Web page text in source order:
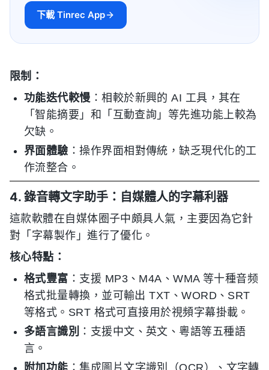
下載 Tinrec App
限制：
功能迭代較慢 ：相較於新興的 AI 工具，其在
「智能摘要」和「互動查詢」等先進功能上較為
欠缺。
界面體驗 ：操作界面相對傳統，缺乏現代化的工
作流整合。
4. 錄音轉文字助手：自媒體人的字幕利器
這款軟體在自媒体圈子中頗具人氣，主要因為它針
對「字幕製作」進行了優化。
核心特點：
格式豐富 ：支援 MP3、M4A、WMA 等十種音频
格式批量轉換，並可輸出 TXT、WORD、SRT
等格式。SRT 格式可直接用於視頻字幕掛載。
多語言識別 ：支援中文、英文、粵語等五種語
言。
附加功能 ：集成圖片文字識別（OCR）、文字轉